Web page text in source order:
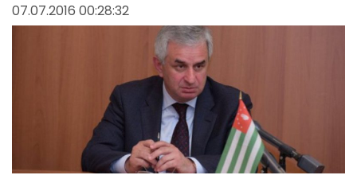
07.07.2016 00:28:32